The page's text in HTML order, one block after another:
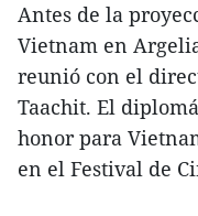
Antes de la
Vietnam en
reunió con el
Taachit. El
honor para
en el Festival de